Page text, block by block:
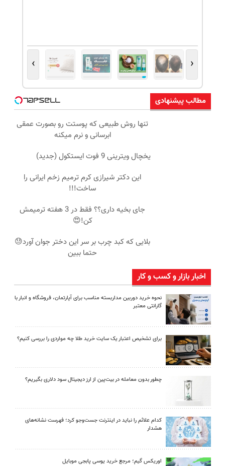
‹
›
مطالب پیشنهادی
تنها روش طبیعی که پوستت رو بصورت عمقی
ابرسانی و نرم میکنه
یخچال ویترینی 9 فوت ایستکول (جدید)
این دکتر شیرازی کرم ترمیم زخم ایرانی را
ساخت!!!
جای بخیه داری؟؟ فقط در 3 هفته ترمیمش
کن!😍
بلایی که کبد چرب بر سر این دختر جوان آورد😓
حتما ببین
اخبار بازار و کسب و کار
نحوه خرید دوربین مداربسته مناسب برای آپارتمان، فروشگاه و انبار با
گارانتی معتبر
برای تشخیص اعتبار یک سایت خرید طلا چه مواردی را بررسی کنیم؟
چطور بدون معامله در بیت‌پین از ارز دیجیتال سود دلاری بگیریم؟
کدام علائم را نباید در اینترنت جست‌وجو کرد؛ فهرست نشانه‌های
هشدار
اوریکس گیم؛ مرجع خرید یوسی پابجی موبایل